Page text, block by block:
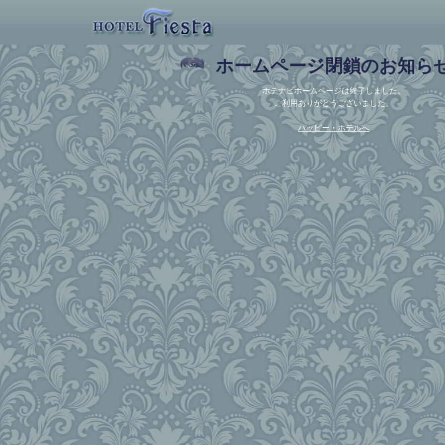
ホームページ閉鎖のお知ら
ホテナビホームページは終了しました。
ご利用ありがとうございました。
ハッピー・ホテルへ